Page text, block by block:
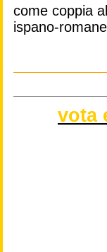
come coppia
ispano-
vota